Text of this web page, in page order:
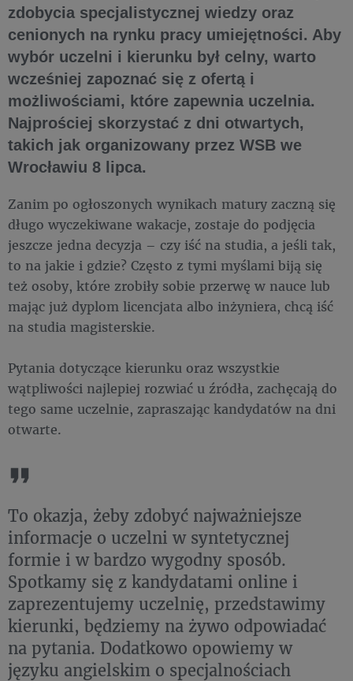
zdobycia specjalistycznej wiedzy oraz
cenionych na rynku pracy umiejętności. Aby
wybór uczelni i kierunku był celny, warto
wcześniej zapoznać się z ofertą i
możliwościami, które zapewnia uczelnia.
Najprościej skorzystać z dni otwartych,
takich jak organizowany przez WSB we
Wrocławiu 8 lipca.
Zanim po ogłoszonych wynikach matury zaczną się
długo wyczekiwane wakacje, zostaje do podjęcia
jeszcze jedna decyzja – czy iść na studia, a jeśli tak,
to na jakie i gdzie? Często z tymi myślami biją się
też osoby, które zrobiły sobie przerwę w nauce lub
mając już dyplom licencjata albo inżyniera, chcą iść
na studia magisterskie.
Pytania dotyczące kierunku oraz wszystkie
wątpliwości najlepiej rozwiać u źródła, zachęcają do
tego same uczelnie, zapraszając kandydatów na dni
otwarte.
To okazja, żeby zdobyć najważniejsze
informacje o uczelni w syntetycznej
formie i w bardzo wygodny sposób.
Spotkamy się z kandydatami online i
zaprezentujemy uczelnię, przedstawimy
kierunki, będziemy na żywo odpowiadać
na pytania. Dodatkowo opowiemy w
języku angielskim o specjalnościach